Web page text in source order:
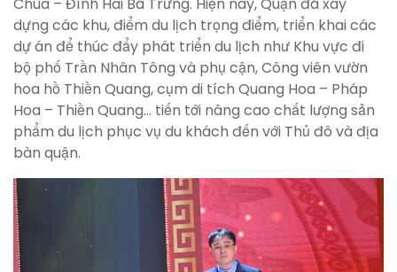
dựng các khu, điểm du lịch trọng điểm, triển khai các
dự án để thúc đẩy phát triển du lịch như Khu vực đi
bộ phố Trần Nhân Tông và phụ cận, Công viên vườn
hoa hồ Thiền Quang, cụm di tích Quang Hoa – Pháp
Hoa – Thiền Quang… tiến tới nâng cao chất lượng sản
phẩm du lịch phục vụ du khách đến với Thủ đô và địa
bàn quận.